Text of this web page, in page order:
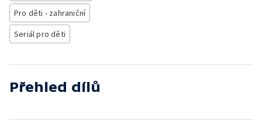
Pro děti - zahraniční
Seriál pro děti
Přehled dílů